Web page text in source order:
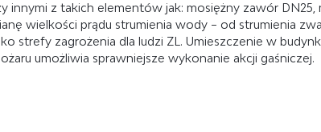
z takich elementów jak: mosiężny zawór
wielkości prądu strumienia wody – od strumienia
zagrożenia dla ludzi ZL. Umieszczenie w
umożliwia sprawniejsze wykonanie akcji gaśniczej.